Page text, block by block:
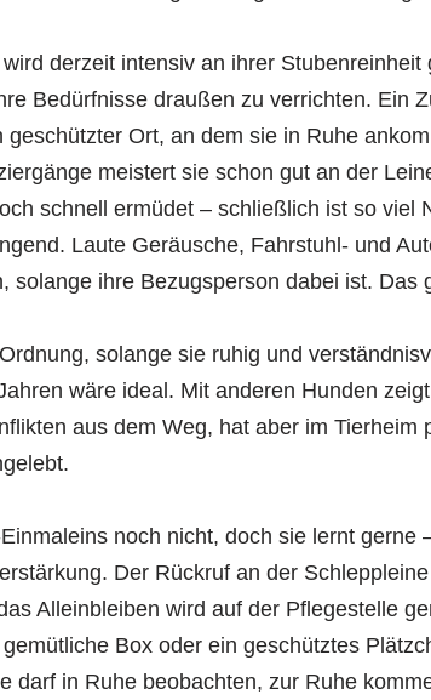
derzeit intensiv an ihrer Stubenreinheit
Bedürfnisse draußen zu verrichten. Ein
Ort, an dem sie in Ruhe
meistert sie schon gut an der
schnell ermüdet – schließlich ist so viel
Laute Geräusche, Fahrstuhl- und
solange ihre Bezugsperson dabei ist. Das
solange sie ruhig und
wäre ideal. Mit anderen Hunden
aus dem Weg, hat aber im Tierheim
noch nicht, doch sie lernt gerne
Der Rückruf an der
Alleinbleiben wird auf der Pflegestelle
Box oder ein geschütztes
darf in Ruhe beobachten, zur Ruhe